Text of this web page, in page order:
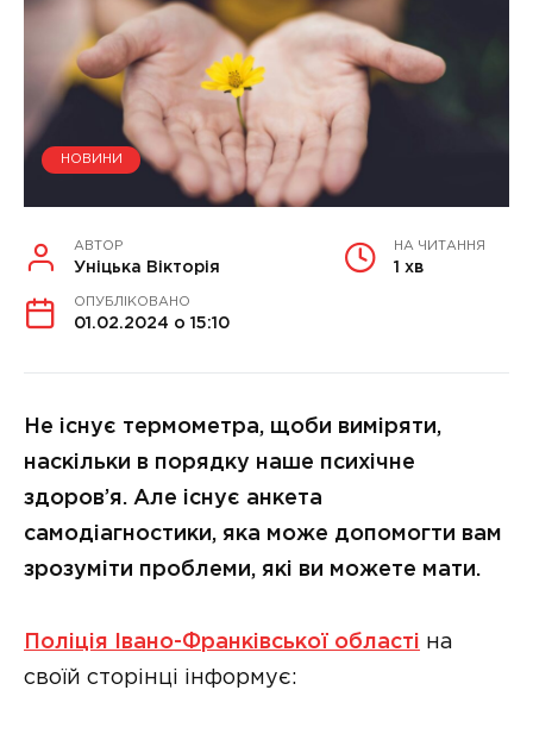
НОВИНИ
АВТОР
Уніцька Вікторія
НА ЧИТАННЯ
1 хв
ОПУБЛІКОВАНО
01.02.2024 о 15:10
Не існує термометра, щоби виміряти,
наскільки в порядку наше психічне
здоров’я. Але існує анкета
самодіагностики, яка може допомогти вам
зрозуміти проблеми, які ви можете мати.
Поліція Івано-Франківської області на
своїй сторінці інформує: